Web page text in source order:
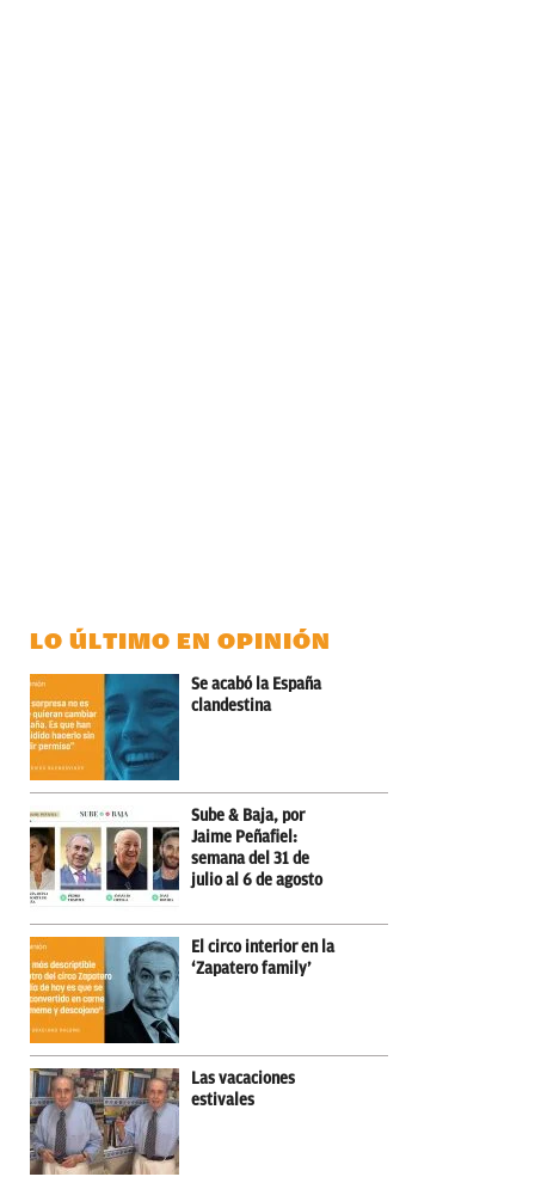
LO ÚLTIMO EN OPINIÓN
Se acabó la España
clandestina
Sube & Baja, por
Jaime Peñafiel:
semana del 31 de
julio al 6 de agosto
El circo interior en la
‘Zapatero family’
Las vacaciones
estivales